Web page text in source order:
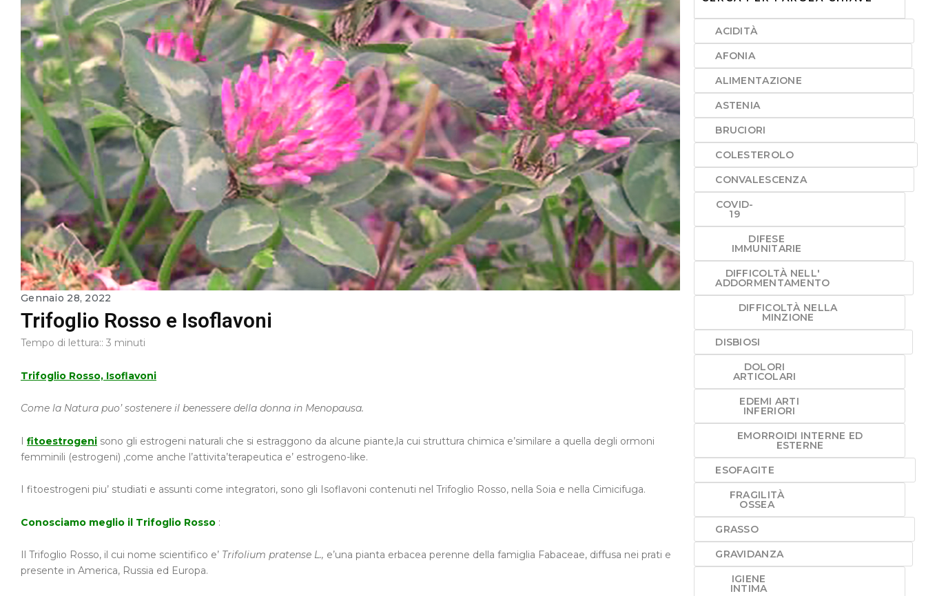
Gennaio 28, 2022
Trifoglio Rosso e Isoflavoni
Tempo di lettura:: 3 minuti
Trifoglio Rosso, Isoflavoni
Come la Natura puo’ sostenere il benessere della donna in Menopausa.
I fitoestrogeni sono gli estrogeni naturali che si estraggono da alcune piante,la cui struttura chimica e’similare a quella degli ormoni
femminili (estrogeni) ,come anche l’attivita’terapeutica e’ estrogeno-like.
I fitoestrogeni piu’ studiati e assunti come integratori, sono gli Isoflavoni contenuti nel Trifoglio Rosso, nella Soia e nella Cimicifuga.
Conosciamo meglio il Trifoglio Rosso :
Il Trifoglio Rosso, il cui nome scientifico e’ Trifolium pratense L., e’una pianta erbacea perenne della famiglia Fabaceae, diffusa nei prati e
presente in America, Russia ed Europa.
ACIDITÀ
AFONIA
ALIMENTAZIONE
ASTENIA
BRUCIORI
COLESTEROLO
CONVALESCENZA
COVID-
19
DIFESE
IMMUNITARIE
DIFFICOLTÀ NELL'
ADDORMENTAMENTO
DIFFICOLTÀ NELLA
MINZIONE
DISBIOSI
DOLORI
ARTICOLARI
EDEMI ARTI
INFERIORI
EMORROIDI INTERNE ED
ESTERNE
ESOFAGITE
FRAGILITÀ
OSSEA
GRASSO
GRAVIDANZA
IGIENE
INTIMA